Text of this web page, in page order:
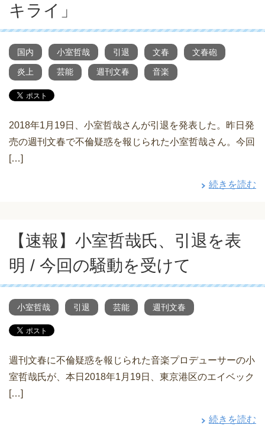
キライ」
国内 小室哲哉 引退 文春 文春砲
炎上 芸能 週刊文春 音楽
2018年1月19日、小室哲哉さんが引退を発表した。昨日発
売の週刊文春で不倫疑惑を報じられた小室哲哉さん。今回
[…]
続きを読む
【速報】小室哲哉氏、引退を表
明 / 今回の騒動を受けて
小室哲哉 引退 芸能 週刊文春
週刊文春に不倫疑惑を報じられた音楽プロデューサーの小
室哲哉氏が、本日2018年1月19日、東京港区のエイベック
[…]
続きを読む